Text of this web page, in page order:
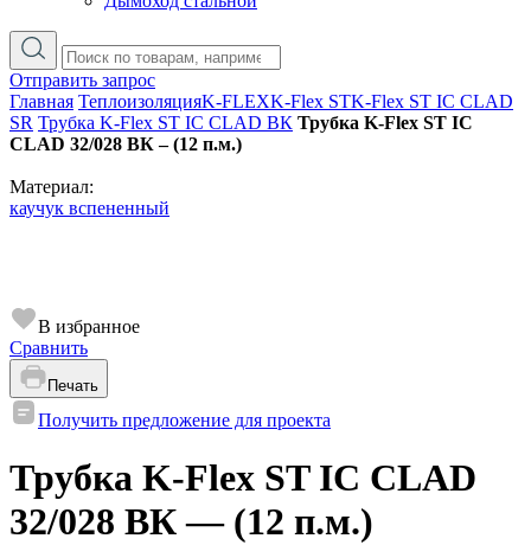
Отправить запрос
Главная ТеплоизоляцияK-FLEXK-Flex STK-Flex ST IC CLAD
SR Трубка K-Flex ST IC CLAD ВК Трубка K-Flex ST IC
CLAD 32/028 ВК – (12 п.м.)
Материал:
каучук вспененный
В избранное
Сравнить
Печать
Получить предложение для проекта
Трубка K-Flex ST IC CLAD
32/028 ВК — (12 п.м.)